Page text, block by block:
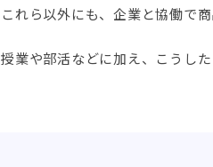
これら以外にも、企業と協働で
授業や部活などに加え、こうし